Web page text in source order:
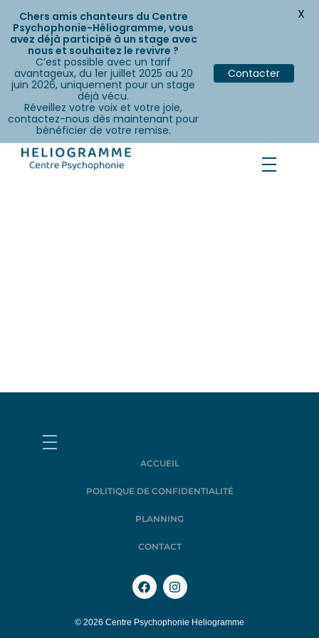
ACCUEIL
POLITIQUE DE CONFIDENTIALITÉ
PLANNING
CONTACT
© 2026 Centre Psychophonie Heliogramme
Chers amis chanteurs du Centre
Psychophonie-Héliogramme, vous
avez déjà participé à un stage avec
nous et souhaitez le revivre ?
C’est possible avec un tarif
avantageux, du 1er juillet 2025 au 20
juin 2026, uniquement pour un stage
déjà vécu.
Réveillez votre voix et votre joie,
contactez-nous dès maintenant pour
bénéficier de votre remise.
Contacter
X